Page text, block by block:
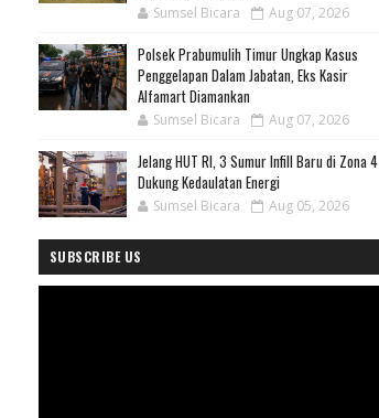
Sumsel Bicara Aug 07, 2026
Polsek Prabumulih Timur Ungkap Kasus
Penggelapan Dalam Jabatan, Eks Kasir
Alfamart Diamankan
Sumsel Bicara Aug 07, 2026
Jelang HUT RI, 3 Sumur Infill Baru di Zona 4
Dukung Kedaulatan Energi
Sumsel Bicara Aug 05, 2026
SUBSCRIBE US